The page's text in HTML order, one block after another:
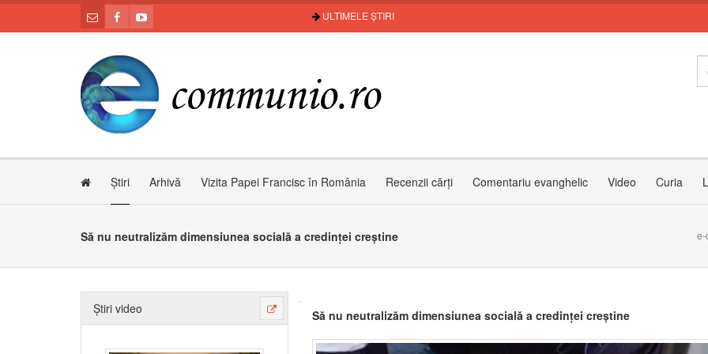
ULTIMELE ȘTIRI
Știri Arhivă Vizita Papei Francisc în România Recenzii cărți Comentariu evanghelic Video Curia
Să nu neutralizăm dimensiunea socială a credinței creștine e-
Știri video Să nu neutralizăm dimensiunea socială a credinței creștine